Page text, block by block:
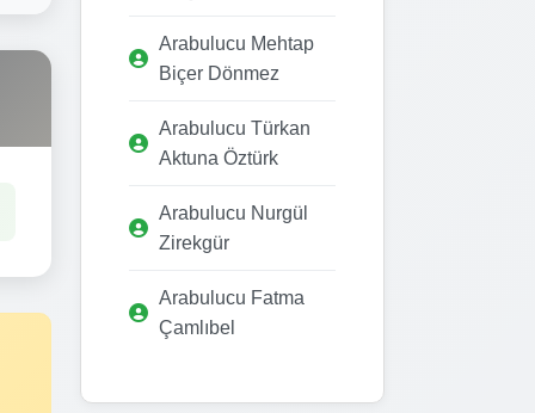
Arabulucu Mehtap
Biçer Dönmez
Arabulucu Türkan
Aktuna Öztürk
Arabulucu Nurgül
Zirekgür
Arabulucu Fatma
Çamlıbel